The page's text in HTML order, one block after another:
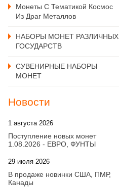
Монеты С Тематикой Космос
Из Драг Металлов
НАБОРЫ МОНЕТ РАЗЛИЧНЫХ
ГОСУДАРСТВ
СУВЕНИРНЫЕ НАБОРЫ
МОНЕТ
Новости
1 августа 2026
Поступление новых монет
1.08.2026 - ЕВРО, ФУНТЫ
29 июля 2026
В продаже новинки США, ПМР,
Канады